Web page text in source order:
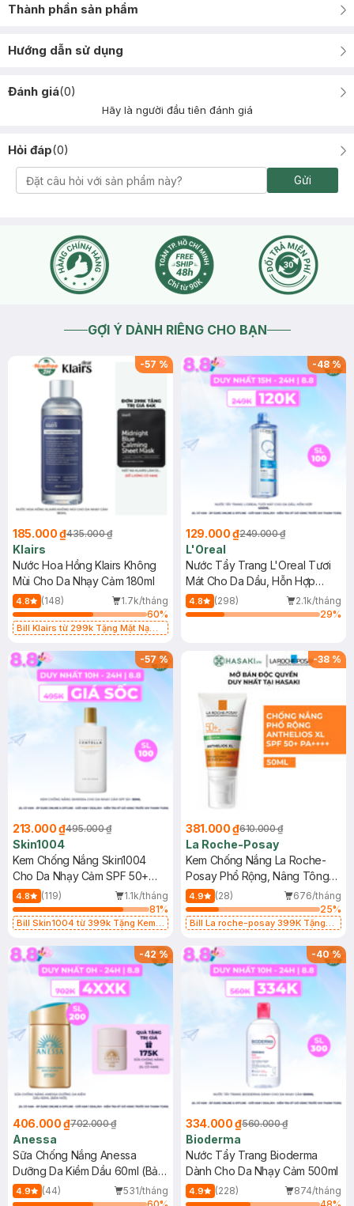
Thành phần sản phẩm
Hướng dẫn sử dụng
Đánh giá(0)
Hãy là người đầu tiên đánh giá
Hỏi đáp(0)
Gửi
GỢI Ý DÀNH RIÊNG CHO BẠN
-57 %
185.000 ₫435.000 ₫
Klairs
Nước Hoa Hồng Klairs Không
Mùi Cho Da Nhạy Cảm 180ml
4.8 (148)
1.7k/tháng
60%
Bill Klairs từ 299k Tặng Mặt Nạ
25ml (SL Có Hạn)
-48%
129.000 ₫249.000 ₫
L'Oreal
Nước Tẩy Trang L'Oreal Tươi
Mát Cho Da Dầu, Hỗn Hợp
400ml
4.8 (298)
2.1k/tháng
29%
-57%
213.000 ₫495.000 ₫
Skin1004
Kem Chống Nắng Skin1004
Cho Da Nhạy Cảm SPF 50+
50ml
4.8 (119)
1.1k/tháng
81%
Bill Skin1004 từ 399k Tặng Kem
SPF 50+ 20ml (SL Có Hạn)
-38 %
381.000 ₫610.000 ₫
La Roche-Posay
Kem Chống Nắng La Roche-
Posay Phổ Rộng, Nâng Tông
Kiềm Dầu 50ml
4.9 (28)
676/tháng
25%
Bill La roche-posay 399K Tặng
(SL có hạn)
-42%
406.000 ₫702.000 ₫
Anessa
Sữa Chống Nắng Anessa
Dưỡng Da Kiềm Dầu 60ml (Bản
Mới)
4.9 (44)
531/tháng
-40%
334.000 ₫560.000 ₫
Bioderma
Nước Tẩy Trang Bioderma
Dành Cho Da Nhạy Cảm 500ml
4.9 (228)
874/tháng